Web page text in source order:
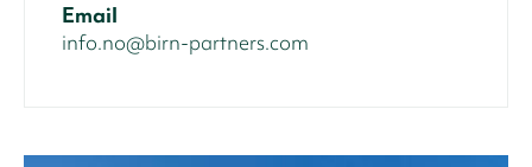
Email
info.no@birn-partners.com